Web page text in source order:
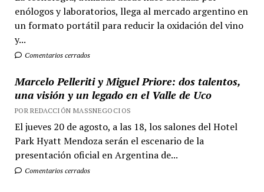
enólogos y laboratorios, llega al mercado argentino en
un formato portátil para reducir la oxidación del vino
y...
Comentarios cerrados
Marcelo Pelleriti y Miguel Priore: dos talentos,
una visión y un legado en el Valle de Uco
POR REDACCIÓN MASSNEGOCIOS
El jueves 20 de agosto, a las 18, los salones del Hotel
Park Hyatt Mendoza serán el escenario de la
presentación oficial en Argentina de...
Comentarios cerrados